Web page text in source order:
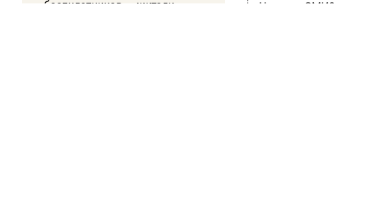
беспилотников — жители
Новости СМИ2